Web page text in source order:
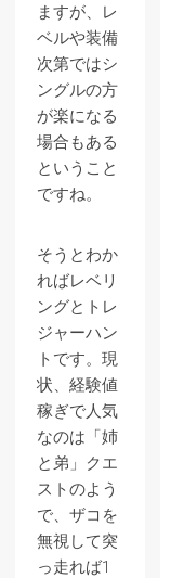
ますが、レ
ベルや装備
次第ではシ
ングルの方
が楽になる
場合もある
ということ
ですね。
そうとわか
ればレベリ
ングとトレ
ジャーハン
トです。現
状、経験値
稼ぎで人気
なのは「姉
と弟」クエ
ストのよう
で、ザコを
無視して突
っ走れば1